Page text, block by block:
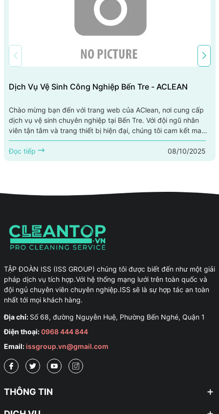
Dịch Vụ Vệ Sinh Công Nghiệp Bến Tre - ACLEAN
Chào mừng bạn đến với trang web của AClean, nơi cung cấp
dịch vụ vệ sinh chuyên nghiệp tại Bến Tre. Với đội ngũ nhân
viên tận tâm và trang thiết bị hiện đại, chúng tôi cam kết mang
lại cho bạn không gian sạch sẽ và an toàn. Dịch vụ của chúng
tôi bao gồm vệ sinh công nghiệp, giúp bạn giải quyết các vấn
đề về vệ sinh một cách hiệu quả. Hãy để AClean giúp bạn tạo
Đọc tiếp 08/10/2025
TẬP ĐOÀN ISS (ISS GROUP) chúng tôi được biết đến như một giải
pháp dịch vụ tích hợp.Với hệ thống mạng lưới trên toàn quốc và
đội ngủ chuyên viên chuyên nghiệp.ISS sẽ là sự hợp tác an toàn
nhất tới mọi khách hàng.
Địa chỉ: Số 68, đường Nguyễn Huệ, Phường Bến Nghé, Quận 1
Điện thoại:0968 444 844
Email: issgroup.vn@gmail.com
THÔNG TIN